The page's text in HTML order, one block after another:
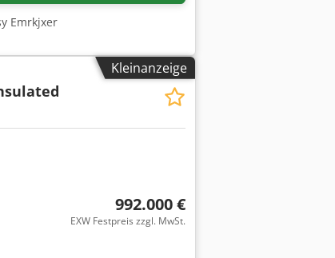
Emrkjxer
Kleinanzeige
992.000 €
EXW Festpreis zzgl. MwSt.